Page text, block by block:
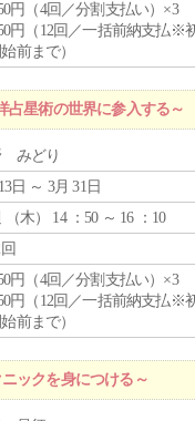
円（4回／分割支払い）×3
円（12回／一括前納支払※
前まで）
星術の世界に参入する～
みどり
日 ～ 3月 31日
（木） 14 ：50 ～ 16 ：10
円（4回／分割支払い）×3
円（12回／一括前納支払※
前まで）
ックを身につける～